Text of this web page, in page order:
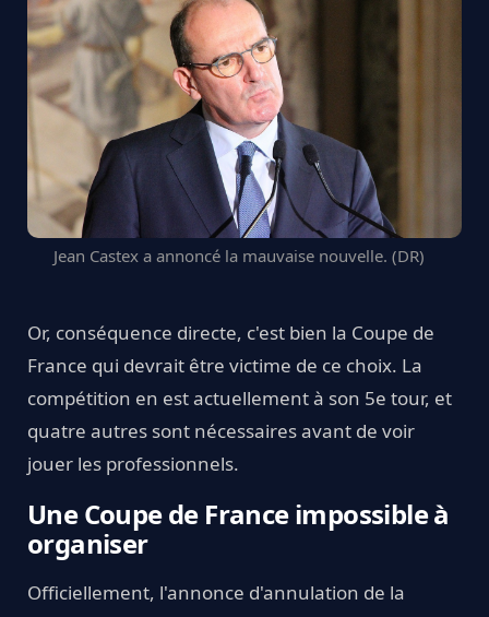
Jean Castex a annoncé la mauvaise nouvelle. (DR)
Or, conséquence directe, c'est bien la Coupe de
France qui devrait être victime de ce choix. La
compétition en est actuellement à son 5e tour, et
quatre autres sont nécessaires avant de voir
jouer les professionnels.
Une Coupe de France impossible à
organiser
Officiellement, l'annonce d'annulation de la